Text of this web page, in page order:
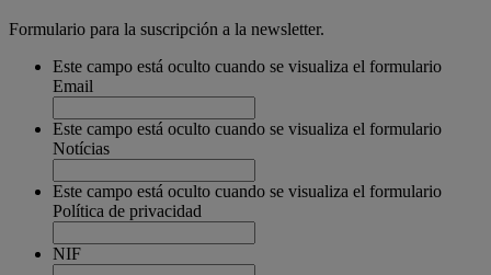
Formulario para la suscripción a la newsletter.
Este campo está oculto cuando se visualiza el formulario
Email
Este campo está oculto cuando se visualiza el formulario
Notícias
Este campo está oculto cuando se visualiza el formulario
Política de privacidad
NIF